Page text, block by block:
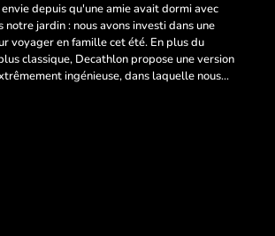
depuis qu'une amie avait dormi avec
notre jardin : nous avons investi dans une
voyager en famille cet été. En plus du
classique, Decathlon propose une version
ingénieuse, dans laquelle nous...